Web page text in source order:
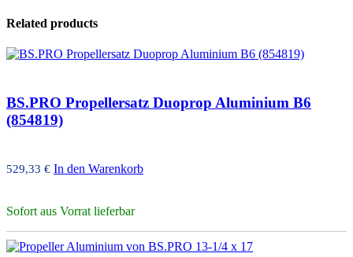
Related products
BS.PRO Propellersatz Duoprop Aluminium B6
(854819)
529,33 € In den Warenkorb
Sofort aus Vorrat lieferbar